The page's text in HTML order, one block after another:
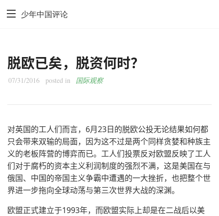
少年中国评论
脱欧已矣，脱资何时？
07/31/2016 posted in 国际观察
对英国的工人们而言，6月23日的脱欧公投无论结果如何都
只会带来双输的局面，因为这不过是两个同样贪婪和种族主
义的老板阵营的博弈而已。工人们投票反对欧盟反映了工人
们对于腐朽的资本主义利润制度的强烈不满，这是美国在与
俄国、中国的帝国主义争霸中遭遇的一大挫折，也把整个世
界进一步拖向全球动荡与第三次世界大战的深渊。
欧盟正式建立于1993年，而欧盟实际上却是在二战后以美